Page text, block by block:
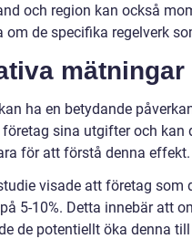
och region kan också
om de specifika regelverk
ha en betydande
sina utgifter och
för att förstå denna effekt.
visade att företag
5-10%. Detta innebär att
de potentiellt öka denna